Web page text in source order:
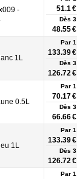
-
51.1 €
Dès 3
48.55 €
1L
Par 1
133.39 €
Dès 3
126.72 €
0.5L
Par 1
70.17 €
Dès 3
66.66 €
1L
Par 1
133.39 €
Dès 3
126.72 €
Par 1